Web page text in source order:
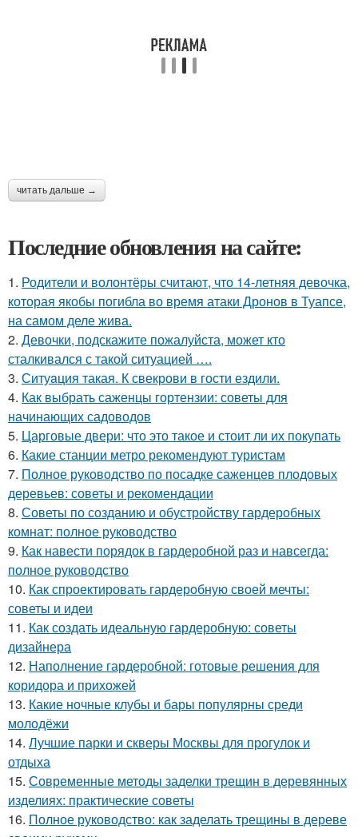
читать дальше →
Последние обновления на сайте:
1. Родители и волонтёры считают, что 14-летняя девочка,
которая якобы погибла во время атаки Дронов в Туапсе,
на самом деле жива.
2. Девочки, подскажите пожалуйста, может кто
сталкивался с такой ситуацией ….
3. Ситуaция такая. К свекрови в гости ездили.
4. Как выбрать саженцы гортензии: советы для
начинающих садоводов
5. Царговые двери: что это такое и стоит ли их покупать
6. Какие станции метро рекомендуют туристам
7. Полное руководство по посадке саженцев плодовых
деревьев: советы и рекомендации
8. Советы по созданию и обустройству гардеробных
комнат: полное руководство
9. Как навести порядок в гардеробной раз и навсегда:
полное руководство
10. Как спроектировать гардеробную своей мечты:
советы и идеи
11. Как создать идеальную гардеробную: советы
дизайнера
12. Наполнение гардеробной: готовые решения для
коридора и прихожей
13. Какие ночные клубы и бары популярны среди
молодёжи
14. Лучшие парки и скверы Москвы для прогулок и
отдыха
15. Современные методы заделки трещин в деревянных
изделиях: практические советы
16. Полное руководство: как заделать трещины в дереве